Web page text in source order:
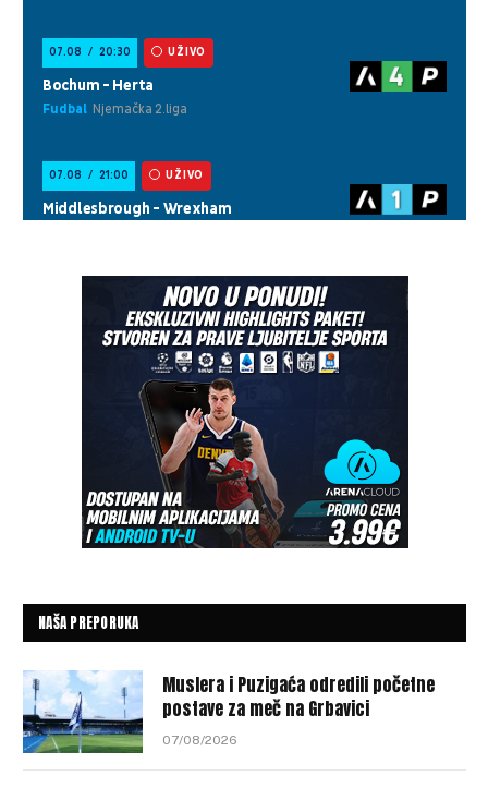
NAŠA PREPORUKA
Muslera i Puzigaća odredili početne
postave za meč na Grbavici
07/08/2026